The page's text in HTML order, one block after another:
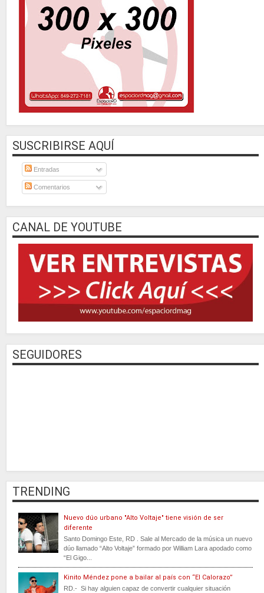
SUSCRIBIRSE AQUÍ
Entradas
Comentarios
CANAL DE YOUTUBE
SEGUIDORES
TRENDING
Nuevo dúo urbano "Alto Voltaje" tiene visión de ser
diferente
Santo Domingo Este, RD . Sale al Mercado de la música un nuevo
dúo llamado “Alto Voltaje” formado por William Lara apodado como
“El Gigo...
Kinito Méndez pone a bailar al país con “El Calorazo”
RD.- Si hay alguien capaz de convertir cualquier situación